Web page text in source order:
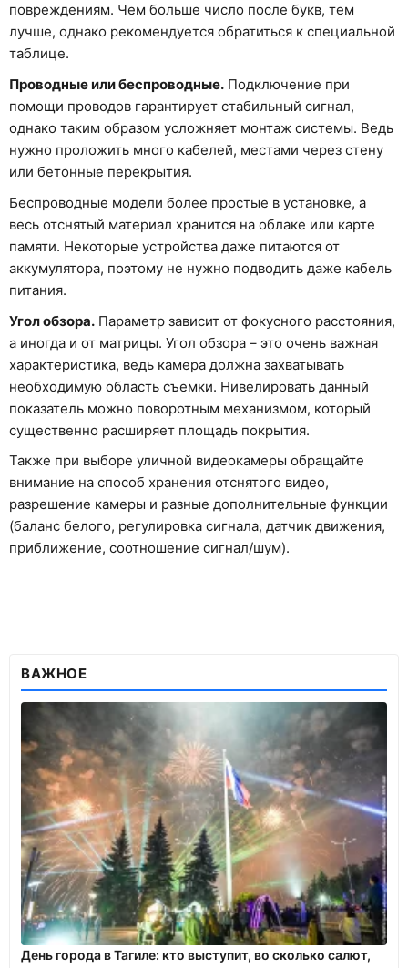
повреждениям. Чем больше число после букв, тем
лучше, однако рекомендуется обратиться к специальной
таблице.
Проводные или беспроводные. Подключение при
помощи проводов гарантирует стабильный сигнал,
однако таким образом усложняет монтаж системы. Ведь
нужно проложить много кабелей, местами через стену
или бетонные перекрытия.
Беспроводные модели более простые в установке, а
весь отснятый материал хранится на облаке или карте
памяти. Некоторые устройства даже питаются от
аккумулятора, поэтому не нужно подводить даже кабель
питания.
Угол обзора. Параметр зависит от фокусного расстояния,
а иногда и от матрицы. Угол обзора – это очень важная
характеристика, ведь камера должна захватывать
необходимую область съемки. Нивелировать данный
показатель можно поворотным механизмом, который
существенно расширяет площадь покрытия.
Также при выборе уличной видеокамеры обращайте
внимание на способ хранения отснятого видео,
разрешение камеры и разные дополнительные функции
(баланс белого, регулировка сигнала, датчик движения,
приближение, соотношение сигнал/шум).
ВАЖНОЕ
День города в Тагиле: кто выступит, во сколько салют,